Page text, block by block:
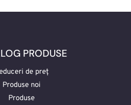
PRODUSE
de preț
Produse noi
Produse